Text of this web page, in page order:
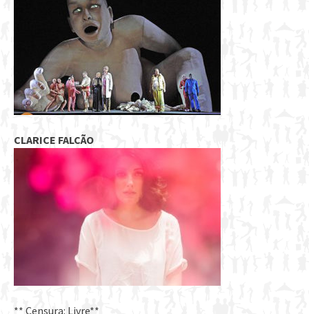
CLARICE FALCÃO
** Censura: Livre**